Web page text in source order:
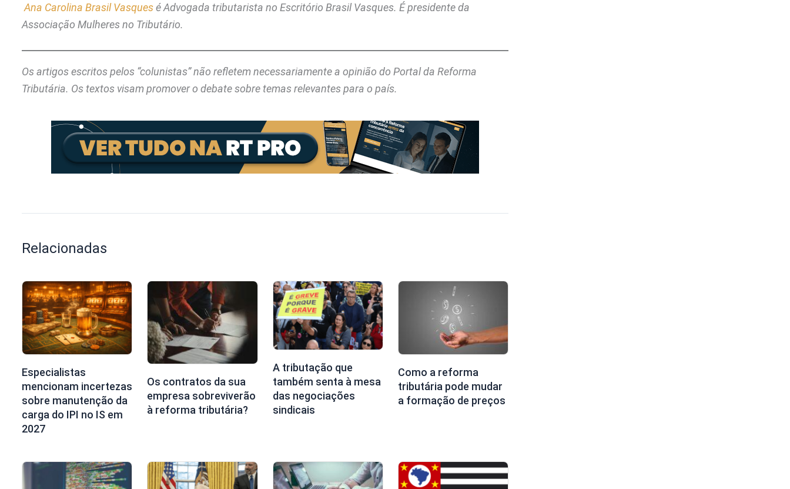
Ana Carolina Brasil Vasquesé Advogada tributarista no Escritório Brasil Vasques. É presidente da
Associação Mulheres no Tributário.
Os artigos escritos pelos “colunistas” não refletem necessariamente a opinião do Portal da Reforma
Tributária. Os textos visam promover o debate sobre temas relevantes para o país.
Relacionadas
Especialistas
mencionam incertezas
sobre manutenção da
carga do IPI no IS em
2027
Os contratos da sua
empresa sobreviverão
à reforma tributária?
A tributação que
também senta à mesa
das negociações
sindicais
Como a reforma
tributária pode mudar
a formação de preços